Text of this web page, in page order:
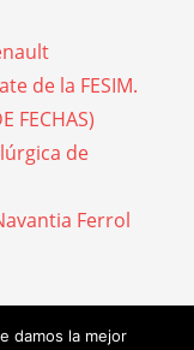
de la FESIM.
FECHAS)
de
Ferrol
damos la mejor